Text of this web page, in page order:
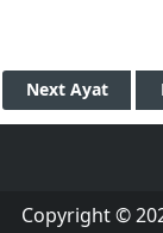
Next Ayat
Copyright ©